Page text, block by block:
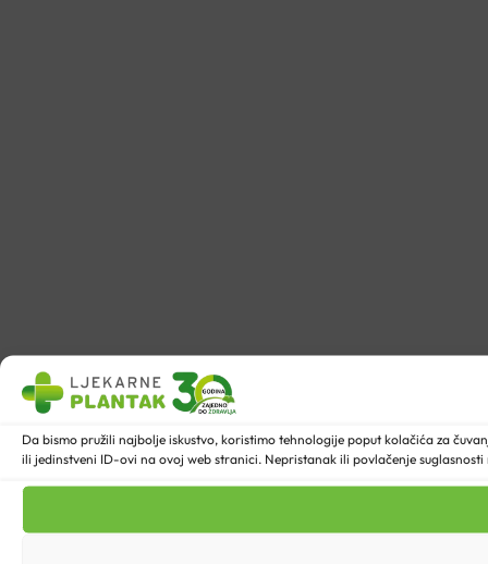
Da bismo pružili najbolje iskustvo, koristimo tehnologije poput kolačića za
ili jedinstveni ID-ovi na ovoj web stranici. Nepristanak ili povlačenje